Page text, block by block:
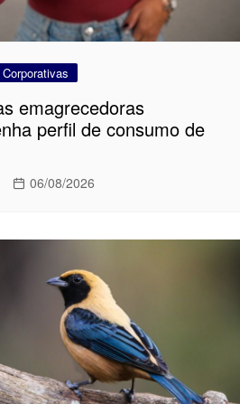
emagrecedoras
perfil de consumo de
06/08/2026